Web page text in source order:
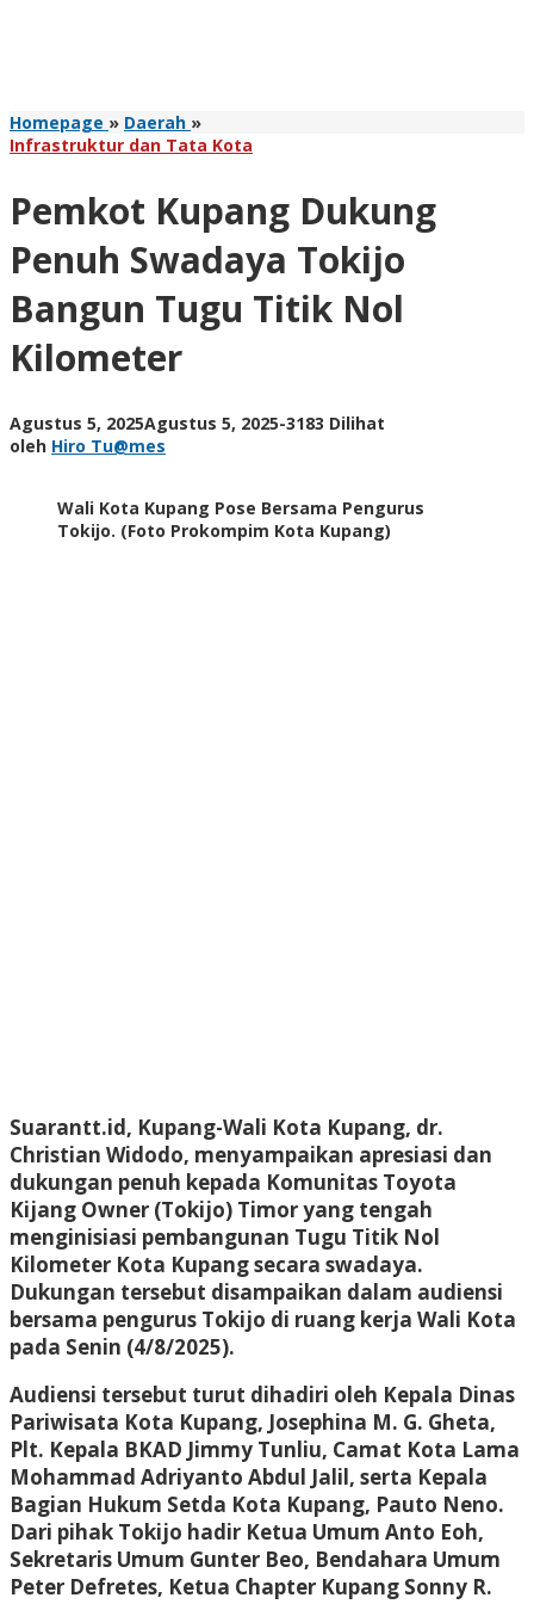
Homepage » Daerah »Pemkot
Kupang
Swadaya
Tokijo
Bangun
Tugu
Titik
Nol
Infrastruktur dan Tata Kota
Pemkot Kupang Dukung
Penuh Swadaya Tokijo
Bangun Tugu Titik Nol
Kilometer
Agustus 5, 2025Agustus 5, 2025oleh
-3183 Dilihat
oleh Hiro Tu@mes
Wali Kota Kupang Pose Bersama Pengurus
Tokijo. (Foto Prokompim Kota Kupang)
Suarantt.id, Kupang-Wali Kota Kupang, dr.
Christian Widodo, menyampaikan apresiasi dan
dukungan penuh kepada Komunitas Toyota
Kijang Owner (Tokijo) Timor yang tengah
menginisiasi pembangunan Tugu Titik Nol
Kilometer Kota Kupang secara swadaya.
Dukungan tersebut disampaikan dalam audiensi
bersama pengurus Tokijo di ruang kerja Wali Kota
pada Senin (4/8/2025).
Audiensi tersebut turut dihadiri oleh Kepala Dinas
Pariwisata Kota Kupang, Josephina M. G. Gheta,
Plt. Kepala BKAD Jimmy Tunliu, Camat Kota Lama
Mohammad Adriyanto Abdul Jalil, serta Kepala
Bagian Hukum Setda Kota Kupang, Pauto Neno.
Dari pihak Tokijo hadir Ketua Umum Anto Eoh,
Sekretaris Umum Gunter Beo, Bendahara Umum
Peter Defretes, Ketua Chapter Kupang Sonny R.